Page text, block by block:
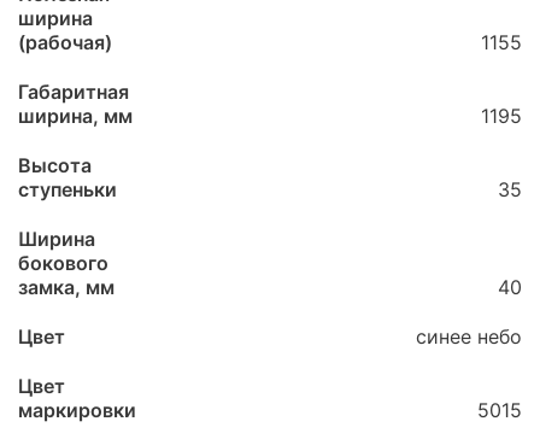
ширина
(рабочая)
1155
Габаритная
ширина, мм
1195
Высота
ступеньки
35
Ширина
бокового
замка, мм
40
Цвет синее небо
Цвет
маркировки
5015